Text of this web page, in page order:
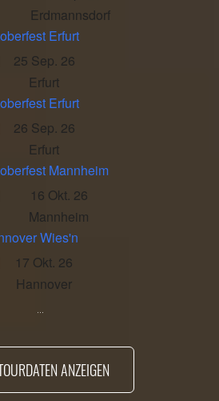
Erdmannsdorf
Erfurt
25 Sep. 26
Erfurt
Erfurt
26 Sep. 26
Erfurt
Mannheim
16 Okt. 26
Mannheim
Wies'n
17 Okt. 26
Hannover
...
ANZEIGEN